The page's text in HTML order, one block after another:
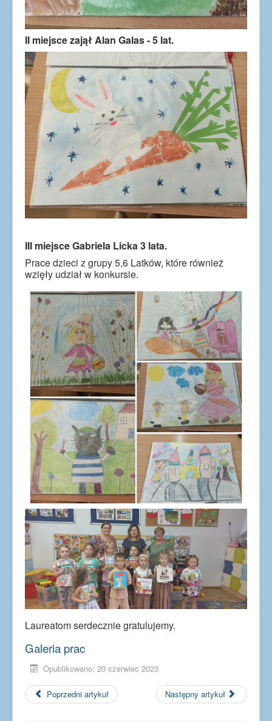
II miejsce zajął Alan Galas - 5 lat.
III miejsce Gabriela Licka 3 lata.
Prace dzieci z grupy 5,6 Latków, które również
wzięły udział w konkursie.
Laureatom serdecznie gratulujemy.
Galeria prac
Opublikowano: 20 czerwiec 2023
Poprzedni artykuł Następny artykuł